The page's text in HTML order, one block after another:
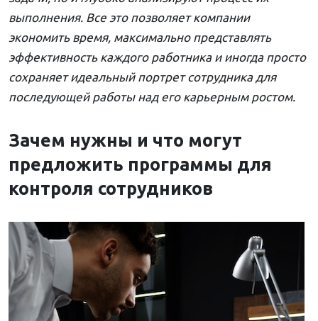
выполнения. Все это позволяет компании
экономить время, максимально представлять
эффективность каждого работника и иногда просто
сохраняет идеальный портрет сотрудника для
последующей работы над его карьерным ростом.
Зачем нужны и что могут
предложить программы для
контроля сотрудников